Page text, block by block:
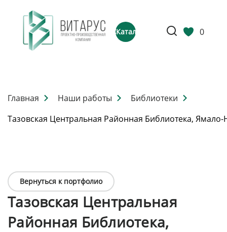
Каталог 0
Главная Наши работы
Библиотеки
Тазовская Центральная Районная Библиотека,
Вернуться к портфолио
Тазовская Центральная
Районная Библиотека,